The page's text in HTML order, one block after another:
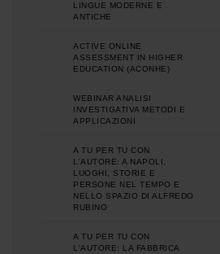
LINGUE MODERNE E
ANTICHE
ACTIVE ONLINE
ASSESSMENT IN HIGHER
EDUCATION (ACONHE)
WEBINAR ANALISI
INVESTIGATIVA METODI E
APPLICAZIONI
A TU PER TU CON
L'AUTORE: A NAPOLI,
LUOGHI, STORIE E
PERSONE NEL TEMPO E
NELLO SPAZIO DI ALFREDO
RUBINO
A TU PER TU CON
L'AUTORE: LA FABBRICA